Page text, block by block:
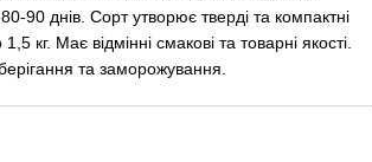
90 днів. Сорт утворює тверді та компактні
кг. Має відмінні смакові та товарні якості.
та заморожування.